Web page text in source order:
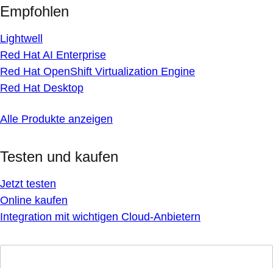
Empfohlen
Lightwell
Red Hat AI Enterprise
Red Hat OpenShift Virtualization Engine
Red Hat Desktop
Alle Produkte anzeigen
Testen und kaufen
Jetzt testen
Online kaufen
Integration mit wichtigen Cloud-Anbietern